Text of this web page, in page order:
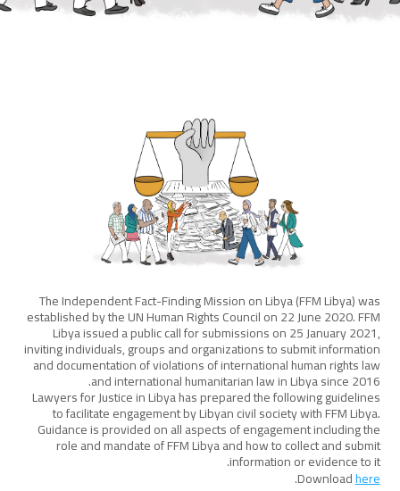
The Independent Fact-Finding Mission on Libya (FFM Libya) was
established by the UN Human Rights Council on 22 June 2020. FFM
Libya issued a public call for submissions on 25 January 2021,
inviting individuals, groups and organizations to submit information
and documentation of violations of international human rights law
and international humanitarian law in Libya since 2016.
Lawyers for Justice in Libya has prepared the following guidelines
to facilitate engagement by Libyan civil society with FFM Libya.
Guidance is provided on all aspects of engagement including the
role and mandate of FFM Libya and how to collect and submit
information or evidence to it.
Downloadhere
.